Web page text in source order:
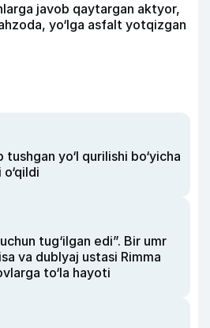
javob qaytargan aktyor,
yo‘lga asfalt yotqizgan
yo‘l qurilishi bo‘yicha
tug‘ilgan edi”. Bir umr
va dublyaj ustasi Rimma
to‘la hayoti